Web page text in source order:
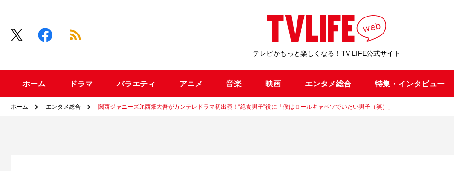
テレビがもっと楽しくなる！TV LIFE公式サイト
ホーム ドラマ バラエティ アニメ 音楽 映画 エンタメ総合 特集・インタビュー
ホーム エンタメ総合 関西ジャニーズJr.西畑大吾がカンテレドラマ初出演！“絶食男子”役に「僕はロールキャベツでいたい男子（笑）」